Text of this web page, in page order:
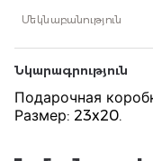
Մեկնաբանություն
Նկարագրություն
Подарочная
Размер: 23x20.